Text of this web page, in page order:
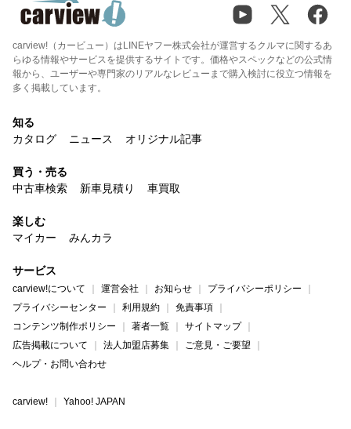
carview!（カービュー）はLINEヤフー株式会社が運営するクルマに関するあ
らゆる情報やサービスを提供するサイトです。価格やスペックなどの公式情
報から、ユーザーや専門家のリアルなレビューまで購入検討に役立つ情報を
多く掲載しています。
知る
カタログ
ニュース オリジナル記事
買う・売る
中古車検索
新車見積り 車買取
楽しむ
マイカー
みんカラ
サービス
carview!について 運営会社 お知らせ
プライバシーポリシー
プライバシーセンター
利用規約
免責事項
コンテンツ制作ポリシー
著者一覧
サイトマップ
広告掲載について
法人加盟店募集
ご意見・ご要望
ヘルプ・お問い合わせ
carview! Yahoo! JAPAN